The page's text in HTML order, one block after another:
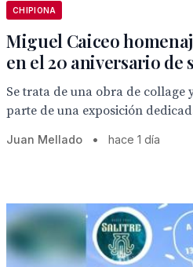
CHIPIONA
Miguel Caiceo
en el 20 aniversario
Se trata de una obra de collage
parte de una exposición
Juan Mellado • hace 1 día